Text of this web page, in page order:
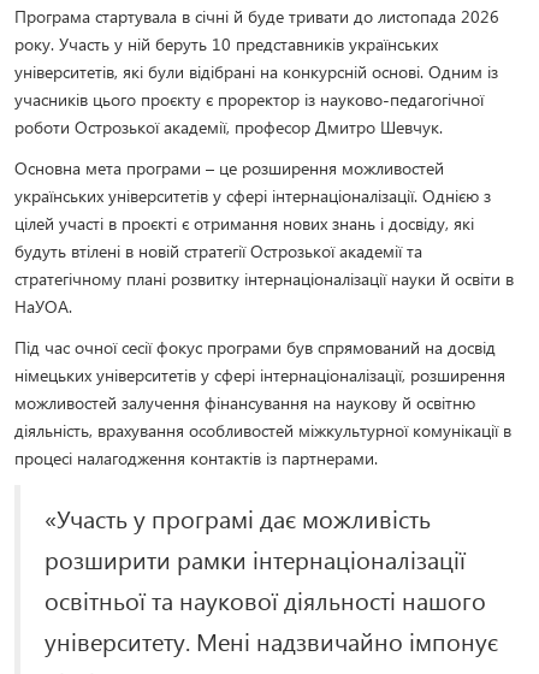
Програма стартувала в січні й буде тривати до листопада 2026
року. Участь у ній беруть 10 представників українських
університетів, які були відібрані на конкурсній основі. Одним із
учасників цього проєкту є проректор із науково-педагогічної
роботи Острозької академії, професор Дмитро Шевчук.
Основна мета програми – це розширення можливостей
українських університетів у сфері інтернаціоналізації. Однією з
цілей участі в проєкті є отримання нових знань і досвіду, які
будуть втілені в новій стратегії Острозької академії та
стратегічному плані розвитку інтернаціоналізації науки й освіти в
НаУОА.
Під час очної сесії фокус програми був спрямований на досвід
німецьких університетів у сфері інтернаціоналізації, розширення
можливостей залучення фінансування на наукову й освітню
діяльність, врахування особливостей міжкультурної комунікації в
процесі налагодження контактів із партнерами.
«Участь у програмі дає можливість
розширити рамки інтернаціоналізації
освітньої та наукової діяльності нашого
університету. Мені надзвичайно імпонує